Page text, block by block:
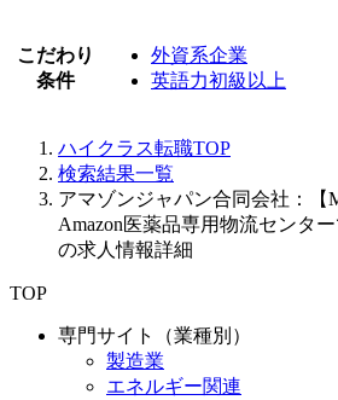
こだわり
条件
外資系企業
英語力初級以上
ハイクラス転職TOP
検索結果一覧
アマゾンジャパン合同会社：【
Amazon医薬品専用物流センタ
の求人情報詳細
TOP
専門サイト（業種別）
製造業
エネルギー関連